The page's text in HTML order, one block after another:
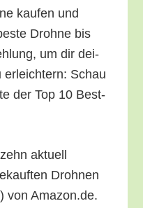
kau­fen und
Droh­ne bis
um dir dei­
erleich­tern: Schau
der Top 10 Best­
aktu­ell
Droh­nen
von Amazon.de.